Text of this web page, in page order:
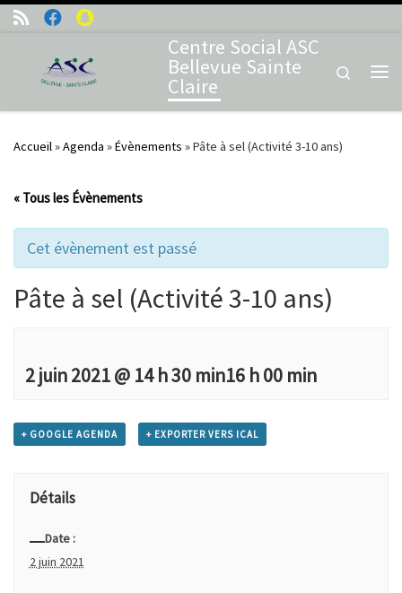
Skip to content
Centre Social ASC
Bellevue Sainte
Claire
Search
Accueil»Agenda »Évènements »Pâte à sel (Activité 3-10 ans)
« Tous les Évènements
Cet évènement est passé
Pâte à sel (Activité 3-10 ans)
2 juin 2021 @ 14 h 30 min16 h 00 min
+ GOOGLE AGENDA + EXPORTER VERS ICAL
Détails
Date :
2 juin 2021